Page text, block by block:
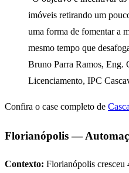
imóveis retirando um
uma forma de fomentar a
mesmo tempo que
Bruno Parra Ramos, Eng.
Licenciamento, IPC
Confira o case completo de
Florianópolis —
Contexto: Florianópolis